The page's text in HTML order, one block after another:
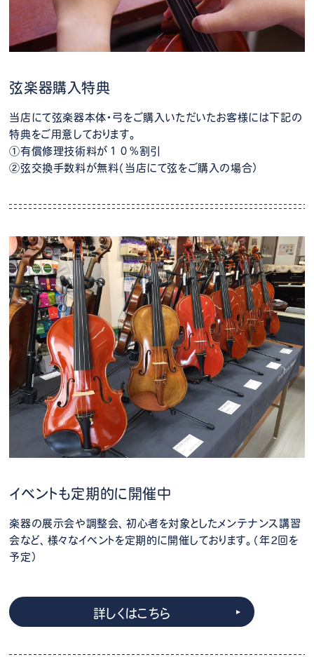
弦楽器購入特典
当店にて弦楽器本体・弓をご購入いただいたお客様には下記の
特典をご用意しております。
①有償修理技術料が１０%割引
②弦交換手数料が無料（当店にて弦をご購入の場合）
イベントも定期的に開催中
楽器の展示会や調整会、初心者を対象としたメンテナンス講習
会など、様々なイベントを定期的に開催しております。（年2回を
予定）
詳しくはこちら